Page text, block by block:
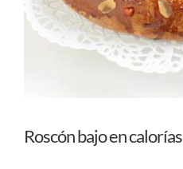
Roscón bajo en calorías